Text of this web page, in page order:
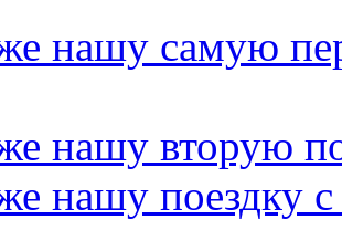
нашу самую
нашу вторую
нашу поездку